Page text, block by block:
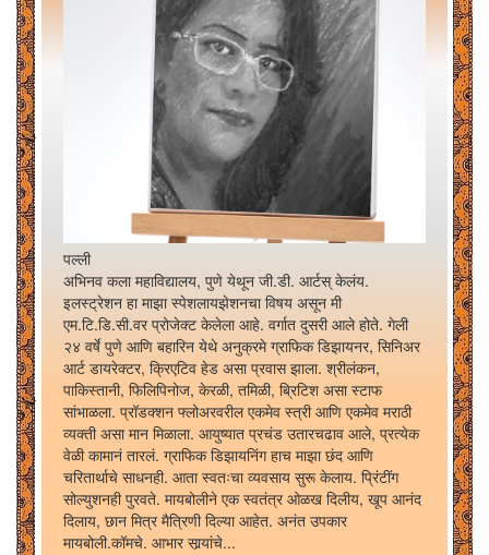
पल्ली
अभिनव कला महाविद्यालय, पुणे येथून जी.डी. आर्टस् केलंय.
इलस्ट्रेशन हा माझा स्पेशलायझेशनचा विषय असून मी
एम.टि.डि.सी.वर प्रोजेक्ट केलेला आहे. वर्गात दुसरी आले होते. गेली
२४ वर्षे पुणे आणि बहारिन येथे अनुक्रमे ग्राफिक डिझायनर, सिनिअर
आर्ट डायरेक्टर, क्रिएटिव हेड असा प्रवास झाला. श्रीलंकन,
पाकिस्तानी, फिलिपिनोज, केरळी, तमिळी, ब्रिटिश असा स्टाफ
सांभाळला. प्रॉडक्शन फ्लोअरवरील एकमेव स्त्री आणि एकमेव मराठी
व्यक्ती असा मान मिळाला. आयुष्यात प्रचंड उतारचढाव आले, प्रत्येक
वेळी कामानं तारलं. ग्राफिक डिझायनिंग हाच माझा छंद आणि
चरितार्थाचे साधनही. आता स्वतःचा व्यवसाय सुरू केलाय. प्रिंटींग
सोल्युशनही पुरवते. मायबोलीने एक स्वतंत्र ओळख दिलीय, खूप आनंद
दिलाय, छान मित्र मैत्रिणी दिल्या आहेत. अनंत उपकार
मायबोली.कॉमचे. आभार सार्‍यांचे...